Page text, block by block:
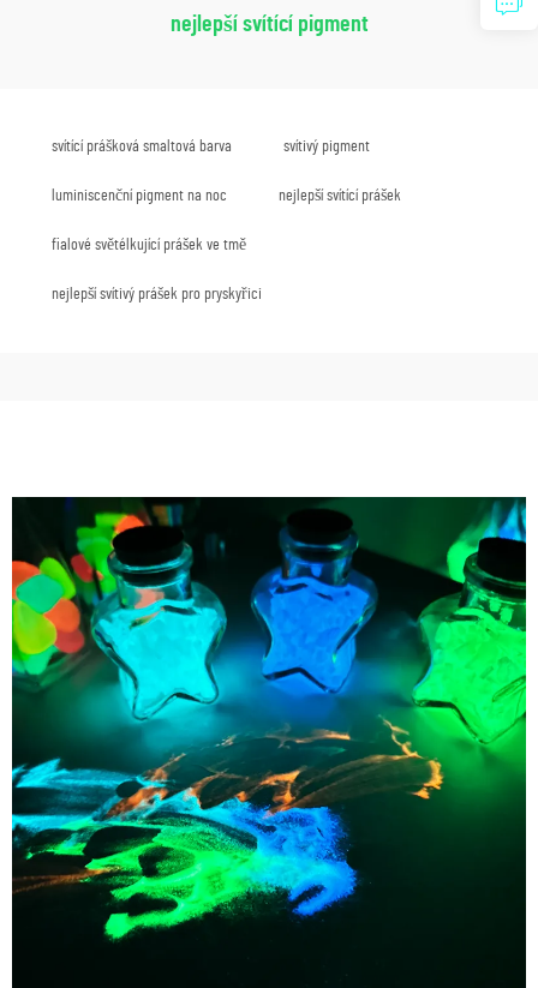
nejlepší svítící pigment
svítící prášková smaltová barva svítivý pigment
luminiscenční pigment na noc nejlepší svítící prášek
fialové světélkující prášek ve tmě
nejlepší svítivý prášek pro pryskyřici